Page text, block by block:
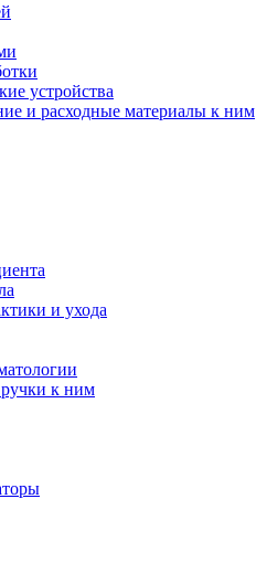
устройства
и расходные материалы к ним
и ухода
ручки к ним